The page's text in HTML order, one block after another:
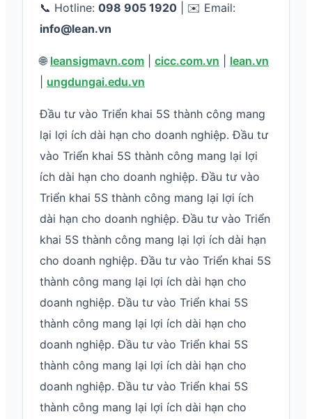
📞 Hotline: 098 905 1920 | ✉️ Email:
info@lean.vn
🌐 leansigmavn.com cicc.com.vn
lean.vn
ungdungai.edu.vn
Đầu tư vào Triển khai 5S thành công mang
lại lợi ích dài hạn cho doanh nghiệp. Đầu tư
vào Triển khai 5S thành công mang lại lợi
ích dài hạn cho doanh nghiệp. Đầu tư vào
Triển khai 5S thành công mang lại lợi ích
dài hạn cho doanh nghiệp. Đầu tư vào Triển
khai 5S thành công mang lại lợi ích dài hạn
cho doanh nghiệp. Đầu tư vào Triển khai 5S
thành công mang lại lợi ích dài hạn cho
doanh nghiệp. Đầu tư vào Triển khai 5S
thành công mang lại lợi ích dài hạn cho
doanh nghiệp. Đầu tư vào Triển khai 5S
thành công mang lại lợi ích dài hạn cho
doanh nghiệp. Đầu tư vào Triển khai 5S
thành công mang lại lợi ích dài hạn cho